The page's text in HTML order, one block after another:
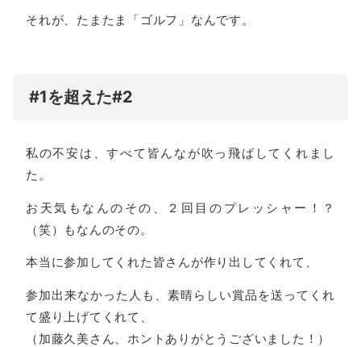
それが、たまたま「ゴルフ」なんです。
#1を超えた#2
私の不安は、すべて皆んなが吹っ飛ばしてくれまし
た。
お天気もなんのその、２回目のプレッシャー！？
（笑）もなんのその。
本当に参加してくれた皆さんが作り出してくれて、
参加出来なかった人も、素晴らしい賞品を送ってくれ
て盛り上げてくれて、
（加藤久美さん、ホントありがとうございました！）